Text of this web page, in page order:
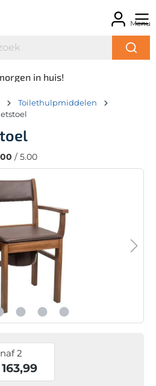
Menu
in huis!
Toilethulpmiddelen
/ 5.00
2